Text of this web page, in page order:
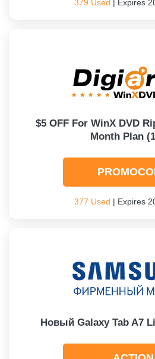
379 Used | Expires
$5 OFF For WinX DVD
Month Plan
377 Used | Expires
Новый Galaxy Tab A7